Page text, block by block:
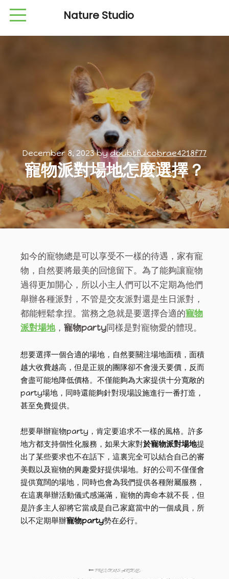
Nature Studio
December 8, 2023bydoubtfulcobrae4218f77
寵物派對場地怎麼選擇？
如今的寵物總是可以享受不一樣的待遇，家有寵
物，自然要將最美的回憶留下。為了能夠讓寵物
過得更加開心，所以小主人們可以不定期為他們
舉辦各種派對，不管是交友派對還是生日派對，
都能輕鬆拿捏。當務之急就是要選擇合適的寵物
派對場地， 寵物party同樣是對寵物愛的體現。
想要選擇一個合適的場地，自然要關注場地面積，面積
越大收費越高，但是正規的團隊卻不會漫天要價，反而
會盡可能地降低價格。不僅能夠為大家提供十分寬敞的
party場地，同時還能夠針對現場設施進行一番打造，
甚至免費提供。
想要舉辦寵物party，肯定要追求不一樣的風格。許多
地方都支持個性化服務，如果大家對於寵物派對場地提
出了某些要求也不在話下，這裏完全可以結合自己的審
美觀以及寵物的興趣愛好提供場地。好的公司不僅僅會
提供寬闊的場地，同時也會為我們提供各種附屬服務，
在這裏舉辦活動儀式感滿滿，寵物的壽命本就不長，但
是許多主人卻將它當成是自己家庭當中的一個成員，所
以不定期舉辦寵物party勢在必行。
PREVIOUS ARTICLE